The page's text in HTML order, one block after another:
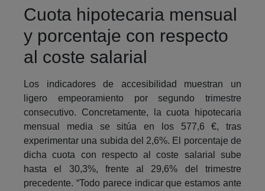
Cuota hipotecaria mensual
y porcentaje con respecto
al coste salarial
Los indicadores de accesibilidad muestran un
ligero empeoramiento por segundo trimestre
consecutivo. Concretamente, la cuota hipotecaria
mensual media se sitúa en los 577,6 €, tras
experimentar una subida del 2,6%. El porcentaje de
dicha cuota con respecto al coste salarial sube
hasta el 30,3%, frente al 29,6% del trimestre
precedente. “Todo parece indicar que estamos ante